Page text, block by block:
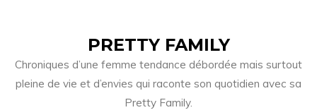
PRETTY FAMILY
Chroniques d’une femme tendance débordée mais surtout
pleine de vie et d’envies qui raconte son quotidien avec sa
Pretty Family.